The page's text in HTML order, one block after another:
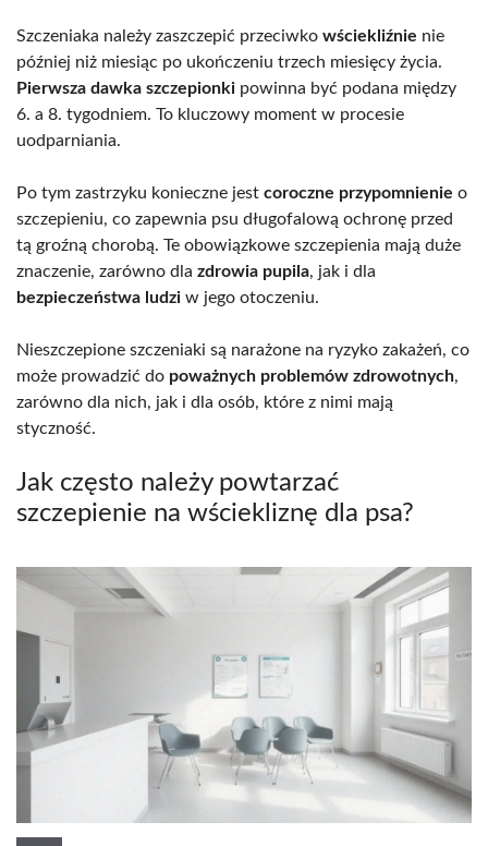
Szczeniaka należy zaszczepić przeciwko wściekliźnie nie
później niż miesiąc po ukończeniu trzech miesięcy życia.
Pierwsza dawka szczepionki powinna być podana między
6. a 8. tygodniem. To kluczowy moment w procesie
uodparniania.
Po tym zastrzyku konieczne jest coroczne przypomnienie o
szczepieniu, co zapewnia psu długofalową ochronę przed
tą groźną chorobą. Te obowiązkowe szczepienia mają duże
znaczenie, zarówno dla zdrowia pupila, jak i dla
bezpieczeństwa ludzi w jego otoczeniu.
Nieszczepione szczeniaki są narażone na ryzyko zakażeń, co
może prowadzić do poważnych problemów zdrowotnych,
zarówno dla nich, jak i dla osób, które z nimi mają
styczność.
Jak często należy powtarzać
szczepienie na wściekliznę dla psa?